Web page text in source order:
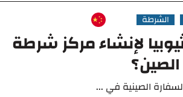
الشرطة
لإنشاء مركز شرطة
الصينية في ...